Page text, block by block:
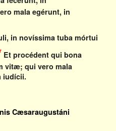
mala egérunt, in
in novíssima tuba mórtui
Et procédent qui bona
vitæ; qui vero mala
iudícii.
Cæsaraugustáni